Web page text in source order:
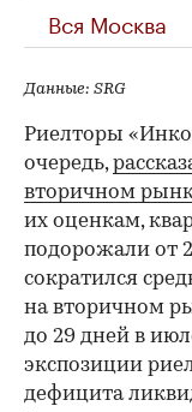
Вся Москва
Данные: SRG
Риелторы
очередь,
вторичном
их оценкам,
подорожали от
сократился
на вторичном
до 29 дней в
экспозиции
дефицита